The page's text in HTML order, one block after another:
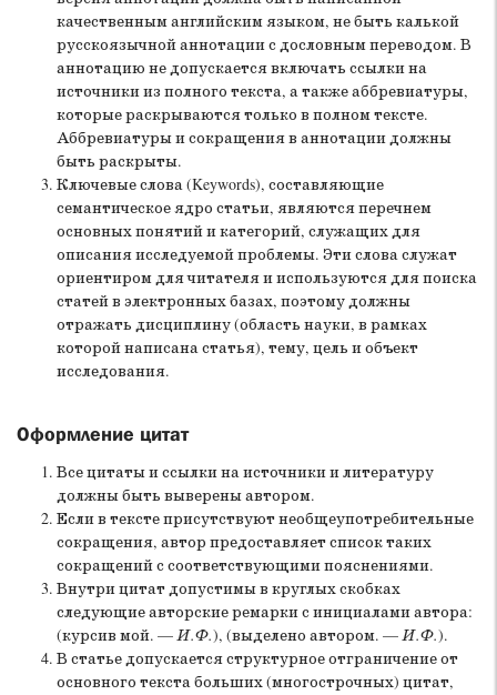
качественным английским языком, не быть калькой
русскоязычной аннотации с дословным переводом. В
аннотацию не допускается включать ссылки на
источники из полного текста, а также аббревиатуры,
которые раскрываются только в полном тексте.
Аббревиатуры и сокращения в аннотации должны
быть раскрыты.
Ключевые слова (Keywords), составляющие
семантическое ядро статьи, являются перечнем
основных понятий и категорий, служащих для
описания исследуемой проблемы. Эти слова служат
ориентиром для читателя и используются для поиска
статей в электронных базах, поэтому должны
отражать дисциплину (область науки, в рамках
которой написана статья), тему, цель и объект
исследования.
Оформление цитат
Все цитаты и ссылки на источники и литературу
должны быть выверены автором.
Если в тексте присутствуют необщеупотребительные
сокращения, автор предоставляет список таких
сокращений с соответствующими пояснениями.
Внутри цитат допустимы в круглых скобках
следующие авторские ремарки с инициалами автора:
(курсив мой. —И.Ф.), (выделено автором. —И.Ф.).
В статье допускается структурное отграничение от
основного текста больших (многострочных) цитат,